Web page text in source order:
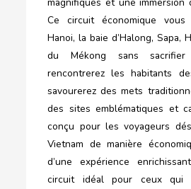
Ce circuit économique
Hanoi, la baie d’Halong,
du Mékong sans sacrifier
rencontrerez les habitants
savourerez des mets
des sites emblématiques et
conçu pour les voyageurs
Vietnam de manière
d’une expérience
circuit idéal pour ceux qui